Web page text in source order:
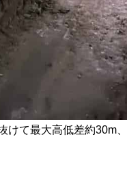
けて最大高低差約30m